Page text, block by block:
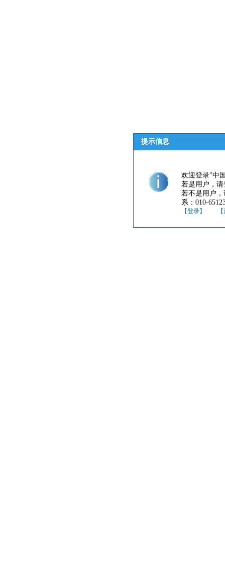
提示信息
欢迎登录"中
若是用户，
若不是用户
系：010-
【登录】